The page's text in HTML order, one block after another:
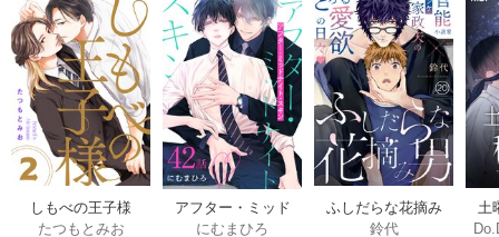
しもべの王子様
【描き下ろしおま
たつもとみお
アフター・ミッド
ナイト・スキン
にむまひろ
ふしだらな花摘み
男 20巻
鈴代
土
上